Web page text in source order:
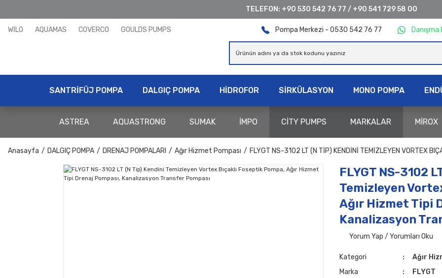
TELEFON: +90 530 542 76 77 / +90 541 729 58 00
WİLO AQUAMAS COVERCO GOULDS PUMPS Pompa Merkezi - 0530 542 76 77 Danışma
SANTRİFÜJ POMPA DALGIÇ POMPA HİDROFOR SİRKÜLASYON MONO POMPA
ASTREA AQUASTRONG SUMAK İMPO CİTY PUMPS MARKALAR MİROX
Anasayfa DALGIÇ POMPA DRENAJ POMPALARI Ağır Hizmet Pompası FLYGT NS-3102 LT (N TIP) KENDINI TEMIZLEYEN VORTEX
FLYGT NS-3102
Temizleyen
Ağır Hizmet Tipi
Kanalizasyon
Yorum Yap / Yorumları Oku
Kategori
Ağır
Marka
FLYGT